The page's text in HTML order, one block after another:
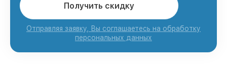
Получить скидку
Отправляя заявку, Вы соглашаетесь на обработку
персональных данных